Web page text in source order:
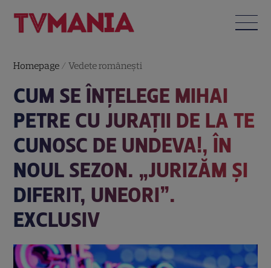
Homepage /Vedete româneşti
CUM SE ÎNȚELEGE MIHAI
PETRE CU JURAȚII DE LA TE
CUNOSC DE UNDEVA!, ÎN
NOUL SEZON. „JURIZĂM ȘI
DIFERIT, UNEORI”.
EXCLUSIV